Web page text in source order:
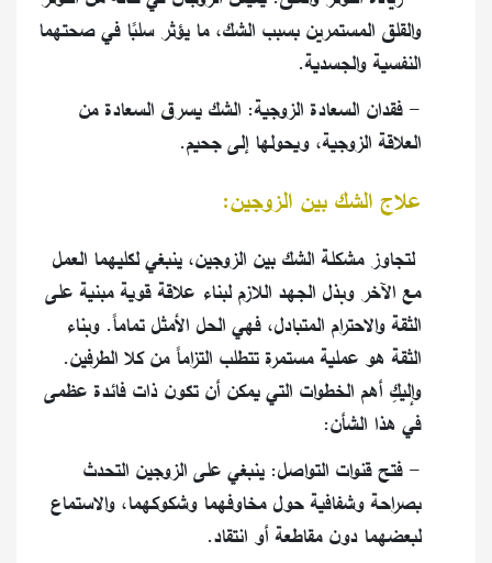
والقلق المستمرين بسبب الشك، ما يؤثر سلبًا في صحتهما
النفسية والجسدية.
- فقدان السعادة الزوجية: الشك يسرق السعادة من
العلاقة الزوجية، ويحولها إلى جحيم.
علاج الشك بين الزوجين:
‏ لتجاوز مشكلة الشك بين الزوجين، ينبغي لكليهما العمل
مع الآخر وبذل الجهد اللازم لبناء علاقة قوية مبنية على
الثقة والاحترام المتبادل، فهي الحل الأمثل تماماً. وبناء
الثقة هو عملية مستمرة تتطلب التزاماً من كلا الطرفين.
وإليكِ أهم الخطوات التي يمكن أن تكون ذات فائدة عظمى
في هذا الشأن:
- فتح قنوات التواصل: ينبغي على الزوجين التحدث
بصراحة وشفافية حول مخاوفهما وشكوكهما، والاستماع
لبعضهما دون مقاطعة أو انتقاد.